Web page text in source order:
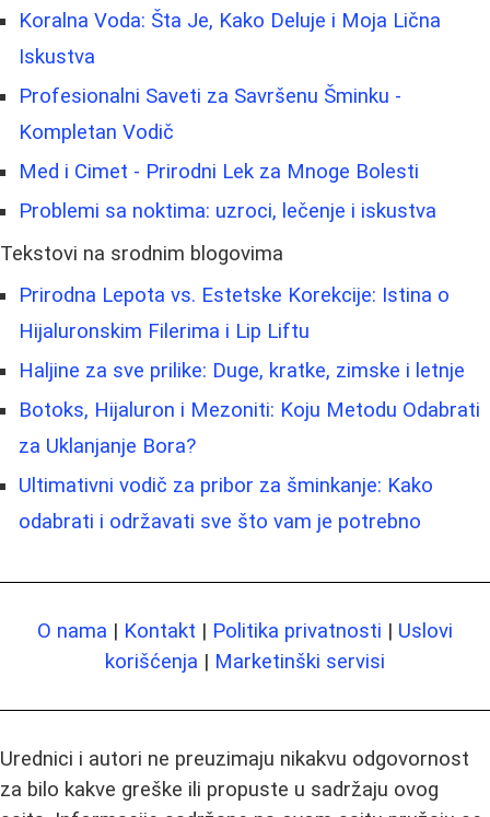
Koralna Voda: Šta Je, Kako Deluje i Moja Lična
Iskustva
Profesionalni Saveti za Savršenu Šminku -
Kompletan Vodič
Med i Cimet - Prirodni Lek za Mnoge Bolesti
Problemi sa noktima: uzroci, lečenje i iskustva
Tekstovi na srodnim blogovima
Prirodna Lepota vs. Estetske Korekcije: Istina o
Hijaluronskim Filerima i Lip Liftu
Haljine za sve prilike: Duge, kratke, zimske i letnje
Botoks, Hijaluron i Mezoniti: Koju Metodu Odabrati
za Uklanjanje Bora?
Ultimativni vodič za pribor za šminkanje: Kako
odabrati i održavati sve što vam je potrebno
O nama | Kontakt | Politika privatnosti | Uslovi
korišćenja | Marketinški servisi
Urednici i autori ne preuzimaju nikakvu odgovornost
za bilo kakve greške ili propuste u sadržaju ovog